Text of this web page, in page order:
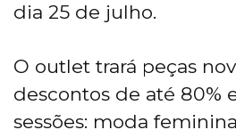
dia 25 de julho.
O outlet trará peças
descontos de até 80%
sessões: moda